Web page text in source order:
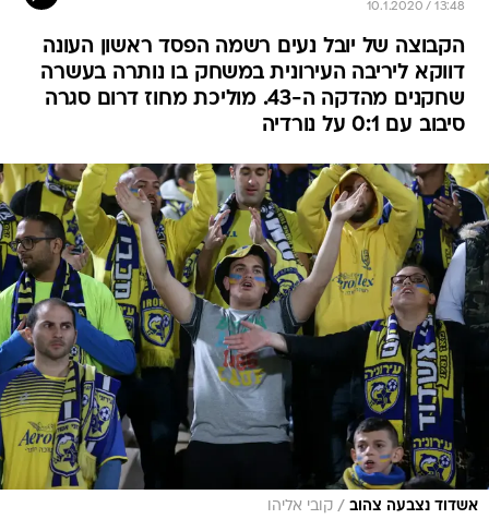
10.1.2020 / 13:48
הקבוצה של יובל נעים רשמה הפסד ראשון העונה
דווקא ליריבה העירונית במשחק בו נותרה בעשרה
שחקנים מהדקה ה-43. מוליכת מחוז דרום סגרה
סיבוב עם 0:1 על נורדיה
אשדוד נצבעה צהוב / קובי אליהו